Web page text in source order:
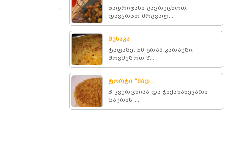
ბადრიჯანი გავრეცხოთ,
დავჭრათ მრგვალ...
მუსაკა
ტაფაზე, 50 გრამ კარაქში,
მოვშუშოთ წ...
ტორტი ”მად...
3 კვერცხისა და ჭიქანახევარი
შაქრის ...